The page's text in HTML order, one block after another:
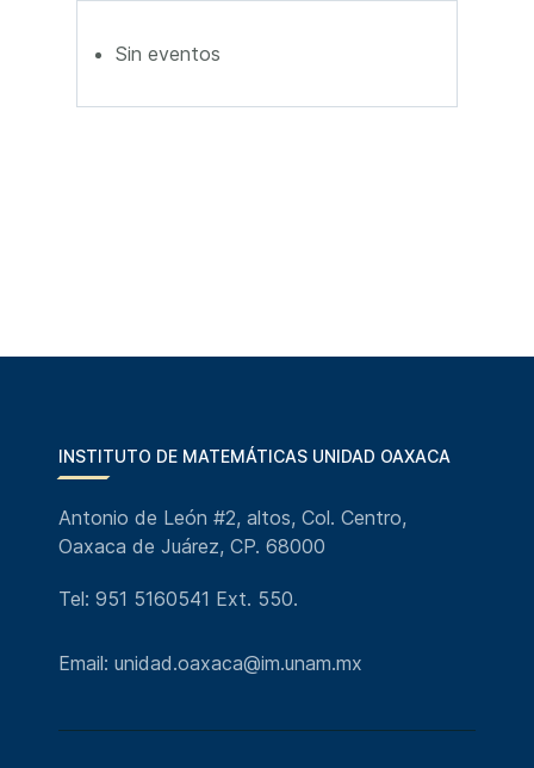
Sin eventos
INSTITUTO DE MATEMÁTICAS UNIDAD OAXACA
Antonio de León #2, altos, Col. Centro,
Oaxaca de Juárez, CP. 68000
Tel: 951 5160541 Ext. 550.
Email: unidad.oaxaca@im.unam.mx